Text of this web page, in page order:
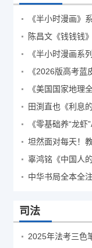
《半小时漫画》
《半小时漫画系
《2026版高考蓝
《美国国家地理
田渕直也《利息
《零基础养“龙虾
辜鸿铭《中国人
中华书局全本全
司法